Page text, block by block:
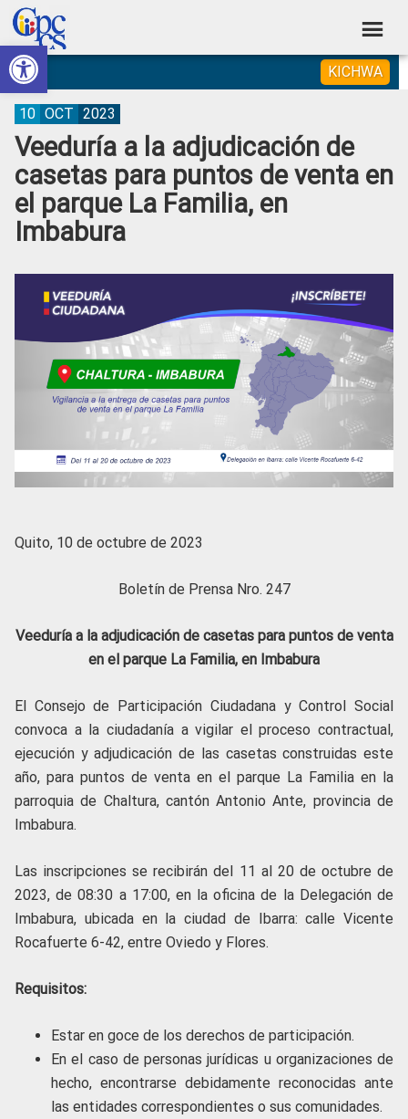
Abrir barra de herramientas
Skip
to
primary
navigation
Skip
to
main
content
Skip
to
primary
sidebar
Skip
to
footer
Consejo
de
Participación
Ciudadana
Control
Social
Construyendo
Poder
Ciudadano
KICHWA
Veeduría a la adjudicación de
casetas para puntos de venta en
el parque La Familia, en
Imbabura
10 OCT 2023
Quito, 10 de octubre de 2023
Boletín de Prensa Nro. 247
Veeduría a la adjudicación de casetas para puntos de venta
en el parque La Familia, en Imbabura
El Consejo de Participación Ciudadana y Control Social
convoca a la ciudadanía a vigilar el proceso contractual,
ejecución y adjudicación de las casetas construidas este
año, para puntos de venta en el parque La Familia en la
parroquia de Chaltura, cantón Antonio Ante, provincia de
Imbabura.
Las inscripciones se recibirán del 11 al 20 de octubre de
2023, de 08:30 a 17:00, en la oficina de la Delegación de
Imbabura, ubicada en la ciudad de Ibarra: calle Vicente
Rocafuerte 6-42, entre Oviedo y Flores.
Requisitos:
Estar en goce de los derechos de participación.
En el caso de personas jurídicas u organizaciones de
hecho, encontrarse debidamente reconocidas ante
las entidades correspondientes o sus comunidades.